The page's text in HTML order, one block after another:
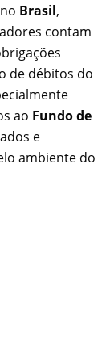
Brasil,
contam
de débitos do
ao Fundo de
e
ambiente do